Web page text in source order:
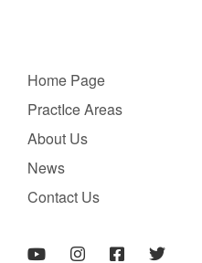
Home Page
PractIce Areas
About Us
News
Contact Us